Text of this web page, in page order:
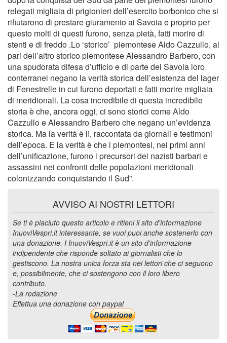
relegati migliaia di prigionieri dell’esercito borbonico che si
rifiutarono di prestare giuramento ai Savoia e proprio per
questo molti di questi furono, senza pietà, fatti morire di
stenti e di freddo .Lo ‘storico’ piemontese Aldo Cazzullo, al
pari dell’altro storico piemontese Alessandro Barbero, con
una spudorata difesa d’ufficio e di parte dei Savoia loro
conterranei negano la verità storica dell’esistenza del lager
di Fenestrelle in cui furono deportati e fatti morire migliaia
di meridionali. La cosa incredibile di questa incredibile
storia è che, ancora oggi, ci sono storici come Aldo
Cazzullo e Alessandro Barbero che negano un’evidenza
storica. Ma la verità è lì, raccontata da giornali e testimoni
dell’epoca. E la verità è che i piemontesi, nei primi anni
dell’unificazione, furono i precursori dei nazisti barbari e
assassini nei confronti delle popolazioni meridionali
colonizzando conquistando il Sud”.
AVVISO AI NOSTRI LETTORI
Se ti è piaciuto questo articolo e ritieni il sito d'informazione
InuoviVespri.it interessante, se vuoi puoi anche sostenerlo con
una donazione. I InuoviVespri.it è un sito d'informazione
indipendente che risponde soltato ai giornalisti che lo
gestiscono. La nostra unica forza sta nei lettori che ci seguono
e, possibilmente, che ci sostengono con il loro libero
contributo.
-La redazione
Effettua una donazione con paypal